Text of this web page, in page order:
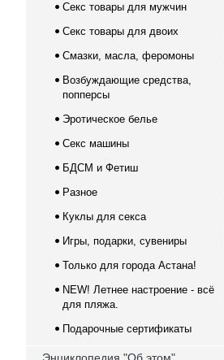
Секс товары для мужчин
Секс товары для двоих
Смазки, масла, феромоны
Возбуждающие средства,
попперсы
Эротическое белье
Секс машины
БДСМ и Фетиш
Разное
Куклы для секса
Игры, подарки, сувениры
Только для города Астана!
NEW! Летнее настроение - всё
для пляжа.
Подарочные сертификаты